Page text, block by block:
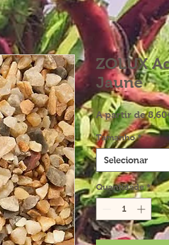
ZOLUX
Jaune
A partir de
Tamanho *
Selecionar
Quantidade *